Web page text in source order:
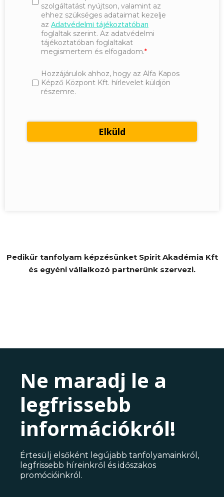
szolgáltatást nyújtson, valamint az
ehhez szükséges adataimat kezelje
az Adatvédelmi tájékoztatóban
foglaltak szerint. Az adatvédelmi
tájékoztatóban foglaltakat
megismertem és elfogadom.
Hozzájárulok ahhoz, hogy az Alfa Kapos
Képző Központ Kft. hírlevelet küldjön
részemre.
Pedikűr tanfolyam képzésünket Spirit Akadémia Kft
és egyéni vállalkozó partnerünk szervezi.
Ne maradj le a
legfrissebb
információkról!
Értesülj elsőként legújabb tanfolyamainkról,
legfrissebb híreinkről és időszakos
promócióinkról.